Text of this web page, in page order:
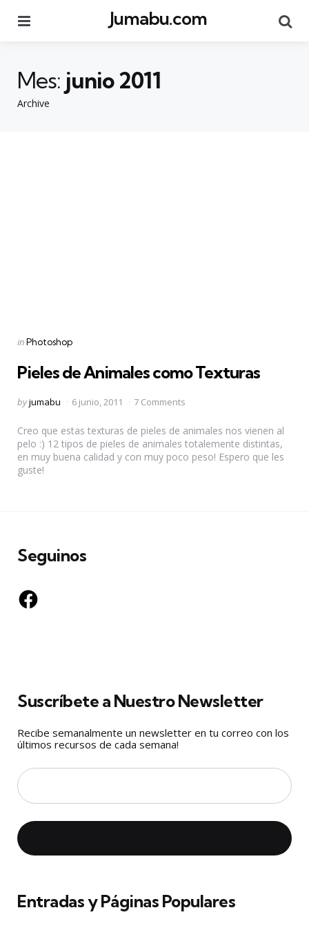
Jumabu.com
Archive
Mes: junio 2011
Categories
Posted
inPhotoshop
Pieles de Animales como Texturas
Posted
byjumabu 6 junio, 2011 7 Comments
Creo que estas texturas de pieles de animales nos vienen al
pelo :) 12 tipos de pieles de animales totalemente distintas,
en muy buena calidad y con muy poco peso! Espero que les
guste!
Seguinos
Facebook
Suscríbete a Nuestro Newsletter
Recibe semanalmente un newsletter en tu correo con los
últimos recursos de cada semana!
Entradas y Páginas Populares